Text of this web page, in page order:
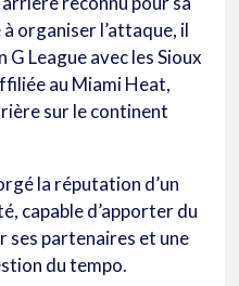
organiser l’attaque, il
League avec les Sioux
au Miami Heat,
sur le continent
la réputation d’un
capable d’apporter du
ses partenaires et une
du tempo.